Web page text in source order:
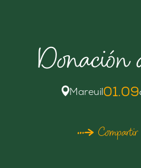
Donación
Mareuil01.09